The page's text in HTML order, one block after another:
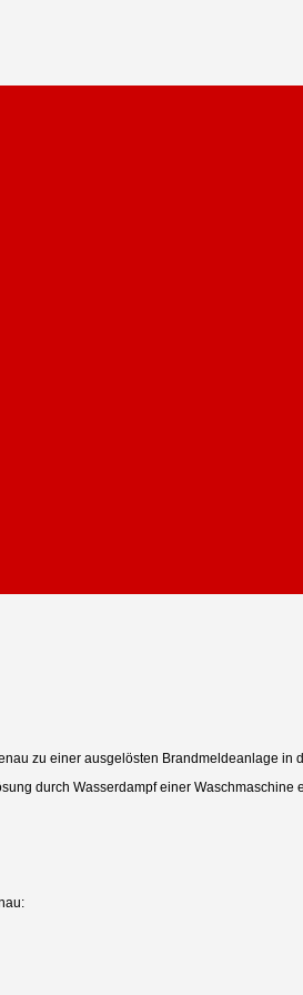
zu einer ausgelösten Brandmeldeanlage in
durch Wasserdampf einer Waschmaschine